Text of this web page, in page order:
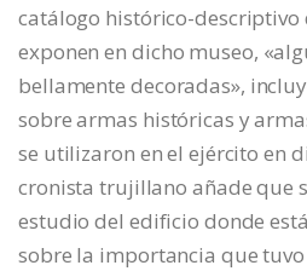
catálogo histórico-descriptivo
exponen en dicho museo,
bellamente decoradas»,
sobre armas históricas y
se utilizaron en el ejército en
cronista trujillano añade que
estudio del edificio donde
sobre la importancia que tuvo